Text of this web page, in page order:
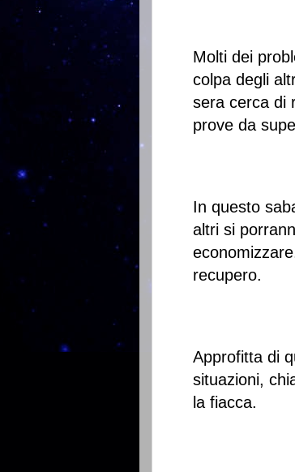
Molti dei
colpa degli
sera cerca di
prove da
In questo
altri si
recupero.
Approfitta di
situazioni,
la fiacca.